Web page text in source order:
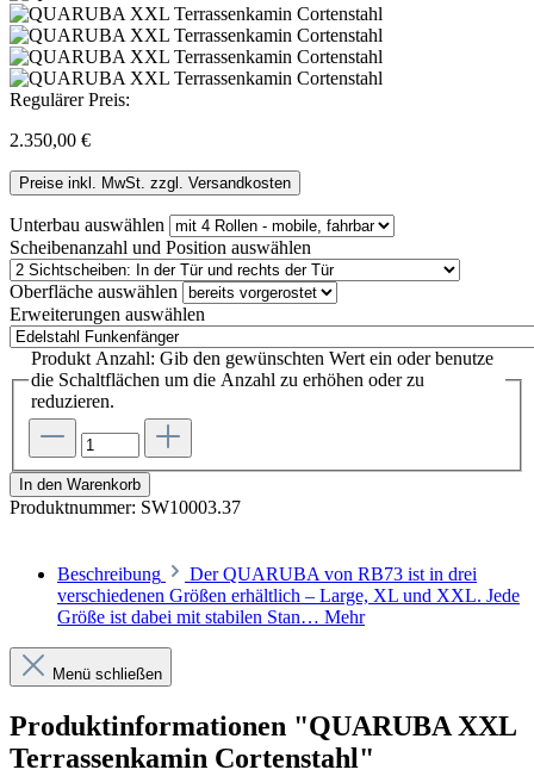
Regulärer Preis:
2.350,00 €
Preise inkl. MwSt. zzgl. Versandkosten
Unterbau auswählen
Scheibenanzahl und Position auswählen
Oberfläche auswählen
Erweiterungen auswählen
Produkt Anzahl: Gib den gewünschten Wert ein oder benutze
die Schaltflächen um die Anzahl zu erhöhen oder zu
reduzieren.
In den Warenkorb
Produktnummer: SW10003.37
Beschreibung
Der QUARUBA von RB73 ist in drei
verschiedenen Größen erhältlich – Large, XL und XXL. Jede
Größe ist dabei mit stabilen Stan… Mehr
Menü schließen
Produktinformationen "QUARUBA XXL
Terrassenkamin Cortenstahl"